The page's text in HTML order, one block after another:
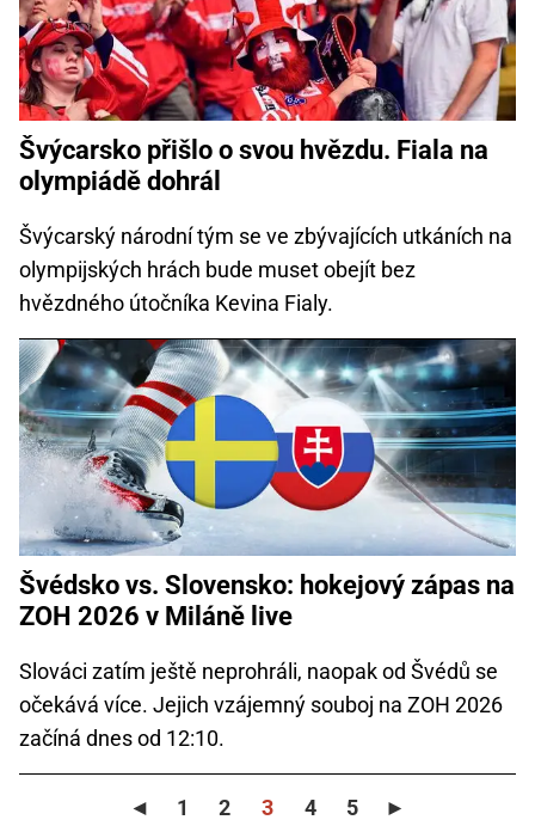
Švýcarsko přišlo o svou hvězdu. Fiala na
olympiádě dohrál
Švýcarský národní tým se ve zbývajících utkáních na
olympijských hrách bude muset obejít bez
hvězdného útočníka Kevina Fialy.
Švédsko vs. Slovensko: hokejový zápas na
ZOH 2026 v Miláně live
Slováci zatím ještě neprohráli, naopak od Švédů se
očekává více. Jejich vzájemný souboj na ZOH 2026
začíná dnes od 12:10.
◄ 1 2 3 4 5 ►